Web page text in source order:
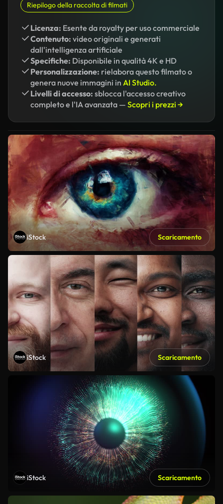
Riepilogo della raccolta di filmati
Licenza: Esente da royalty per uso commerciale
Contenuto: video originali e generati
dall'intelligenza artificiale
Specifiche: Disponibile in qualità 4K e HD
Personalizzazione: rielabora questo filmato o
genera nuove immagini in AI Studio.
Livelli di accesso: sblocca l'accesso creativo
completo e l'IA avanzata — Scopri i prezzi →
iStock Scaricamento
iStock Scaricamento
iStock Scaricamento